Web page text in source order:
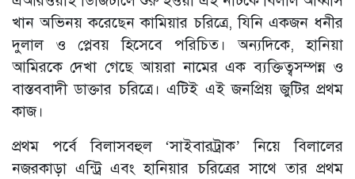
খান অভিনয় করেছেন কামিয়ার চরিত্রে, যিনি একজন ধনীর
দুলাল ও প্লেবয় হিসেবে পরিচিত। অন্যদিকে, হানিয়া
আমিরকে দেখা গেছে আয়রা নামের এক ব্যক্তিত্বসম্পন্ন ও
বাস্তববাদী ডাক্তার চরিত্রে। এটিই এই জনপ্রিয় জুটির প্রথম
কাজ।
প্রথম পর্বে বিলাসবহুল ‘সাইবারট্রাক’ নিয়ে বিলালের
নজরকাড়া এন্ট্রি এবং হানিয়ার চরিত্রের সাথে তার প্রথম